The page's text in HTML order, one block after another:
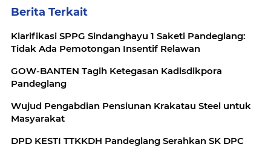
Berita Terkait
Klarifikasi SPPG Sindanghayu 1 Saketi Pandeglang:
Tidak Ada Pemotongan Insentif Relawan
GOW-BANTEN Tagih Ketegasan Kadisdikpora
Pandeglang
Wujud Pengabdian Pensiunan Krakatau Steel untuk
Masyarakat
DPD KESTI TTKKDH Pandeglang Serahkan SK DPC